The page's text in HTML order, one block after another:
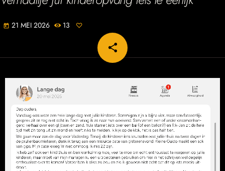
today 21 MEI 2026 13
share
email